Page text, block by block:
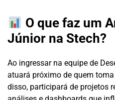
O que faz um
Júnior na Stech?
Ao ingressar na equipe de
atuará próximo de quem
disso, participará de projetos